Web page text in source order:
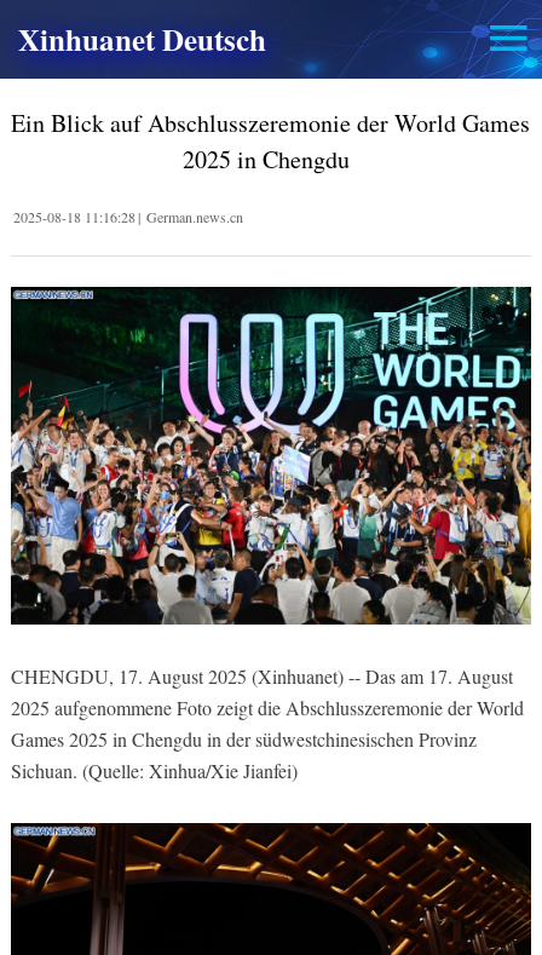
Xinhuanet Deutsch
Ein Blick auf Abschlusszeremonie der World Games
2025 in Chengdu
2025-08-18 11:16:28| German.news.cn
CHENGDU, 17. August 2025 (Xinhuanet) -- Das am 17. August
2025 aufgenommene Foto zeigt die Abschlusszeremonie der World
Games 2025 in Chengdu in der südwestchinesischen Provinz
Sichuan. (Quelle: Xinhua/Xie Jianfei)